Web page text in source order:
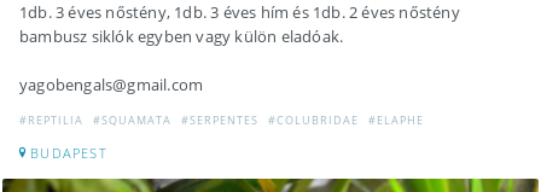
1db. 3 éves nőstény, 1db. 3 éves hím és 1db. 2 éves nőstény
bambusz siklók egyben vagy külön eladóak.
yagobengals@gmail.com
#REPTILIA #SQUAMATA #SERPENTES #COLUBRIDAE #ELAPHE
BUDAPEST